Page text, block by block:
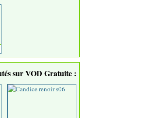
sur VOD Gratuite :